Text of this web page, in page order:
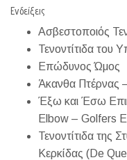
Ενδείξεις
Ασβεστοποιός
Τενοντίτιδα του
Επώδυνος Ώμος
Άκανθα Πτέρνας
Έξω και Έσω
Elbow – Golfers
Τενοντίτιδα της
Κερκίδας (De